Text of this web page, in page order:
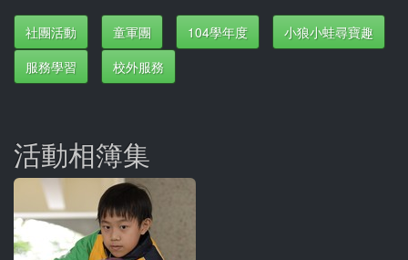
社團活動 童軍團 104學年度
小狼小蛙尋寶趣
服務學習
校外服務
活動相簿集